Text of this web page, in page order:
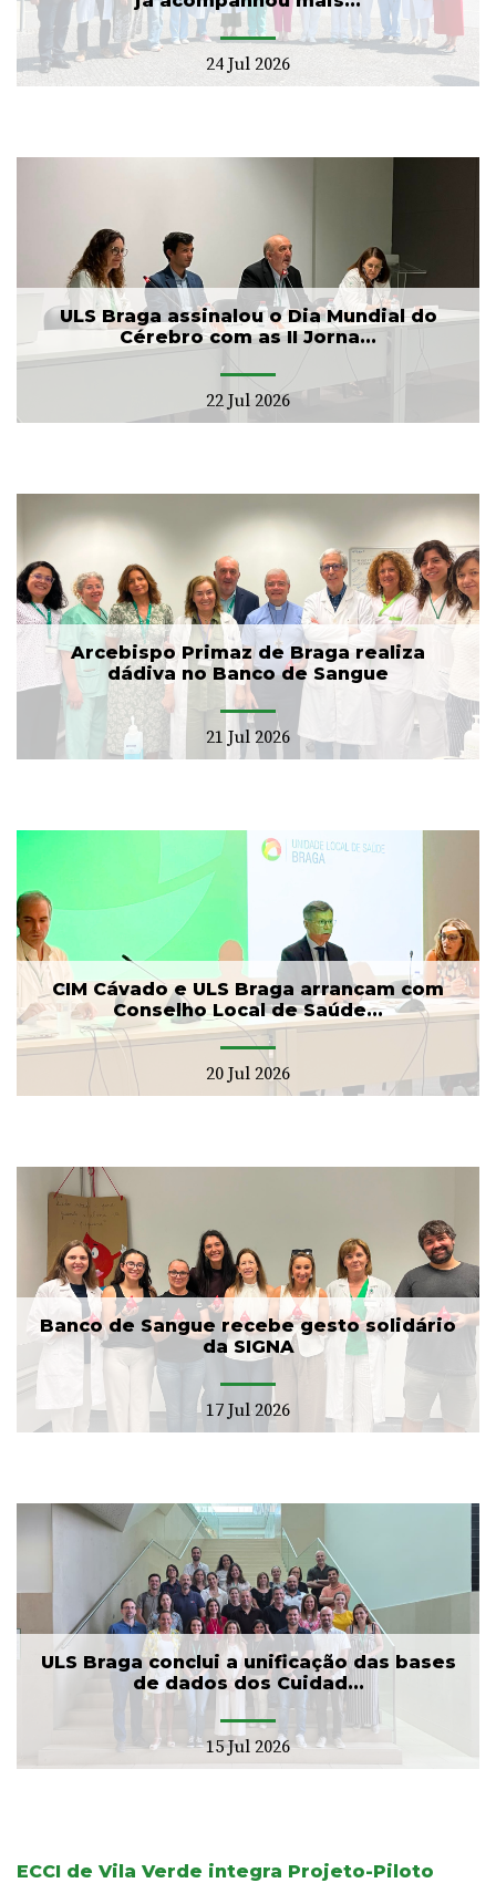
24 Jul 2026
ULS Braga assinalou o Dia Mundial do
Cérebro com as II Jorna...
22 Jul 2026
Arcebispo Primaz de Braga realiza
dádiva no Banco de Sangue
21 Jul 2026
CIM Cávado e ULS Braga arrancam com
Conselho Local de Saúde...
20 Jul 2026
Banco de Sangue recebe gesto solidário
da SIGNA
17 Jul 2026
ULS Braga conclui a unificação das bases
de dados dos Cuidad...
15 Jul 2026
ECCI de Vila Verde integra Projeto-Piloto